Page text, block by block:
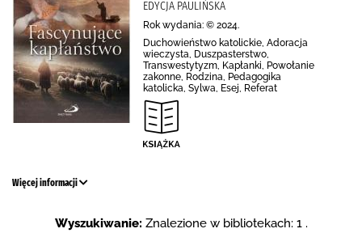
EDYCJA PAULIŃSKA
Rok wydania: © 2024.
Duchowieństwo katolickie, Adoracja
wieczysta, Duszpasterstwo,
Transwestytyzm, Kapłanki, Powołanie
zakonne, Rodzina, Pedagogika
katolicka, Sylwa, Esej, Referat
Więcej informacji
Wyszukiwanie: Znalezione w bibliotekach: 1 .